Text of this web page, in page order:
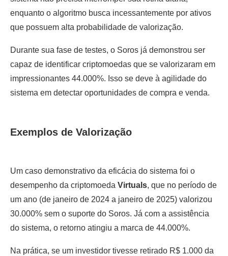
enquanto o algoritmo busca incessantemente por ativos
que possuem alta probabilidade de valorização.
Durante sua fase de testes, o Soros já demonstrou ser
capaz de identificar criptomoedas que se valorizaram em
impressionantes 44.000%. Isso se deve à agilidade do
sistema em detectar oportunidades de compra e venda.
Exemplos de Valorização
Um caso demonstrativo da eficácia do sistema foi o
desempenho da criptomoeda Virtuals, que no período de
um ano (de janeiro de 2024 a janeiro de 2025) valorizou
30.000% sem o suporte do Soros. Já com a assistência
do sistema, o retorno atingiu a marca de 44.000%.
Na prática, se um investidor tivesse retirado R$ 1.000 da